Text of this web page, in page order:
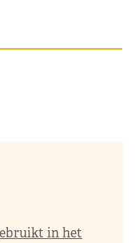
in het